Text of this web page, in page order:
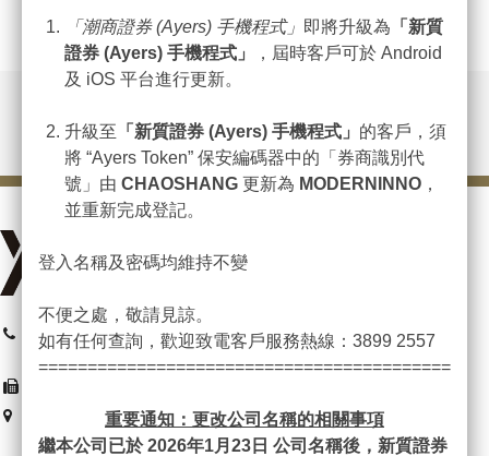
總機 : (852) 3899 2599
香港灣仔港灣道26號華潤大廈
2206-10室
「潮商證券(Ayers) 手機程式」 即將升級為 「新質
證券 (Ayers) 手機程式」
，屆時客戶可於 Android
及 iOS 平台進行更新。
升級至 「新質證券 (Ayers) 手機程式」 的客戶，須
將 “Ayers Token” 保安編碼器中的「券商識別代
號」由 CHAOSHANG 更新為 MODERNINNO ，
並重新完成登記。
登入名稱及密碼均維持不變
不便之處，敬請見諒。
如有任何查詢，歡迎致電客戶服務熱線：3899 2557
重要通知：更改公司名稱的相關事項
繼本公司已於 2026年1月23 日 公司名稱後，新質證券